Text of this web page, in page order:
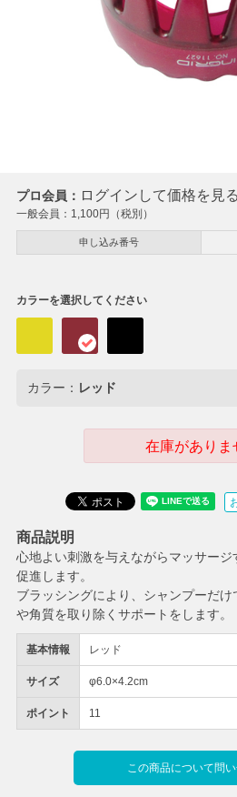
プロ会員： ログインして価格を見る
一般会員： 1,100円（税別）
申し込み番号
基本情報 レッド
サイズ φ6.0×4.2cm
ポイント 11
カラーを選択してください
カラー： レッド
在庫がありま
この商品について問
商品説明
心地よい刺激を与えながらマッサー
促進します。
ブラッシングにより、シャンプーだ
や角質を取り除くサポートをします。